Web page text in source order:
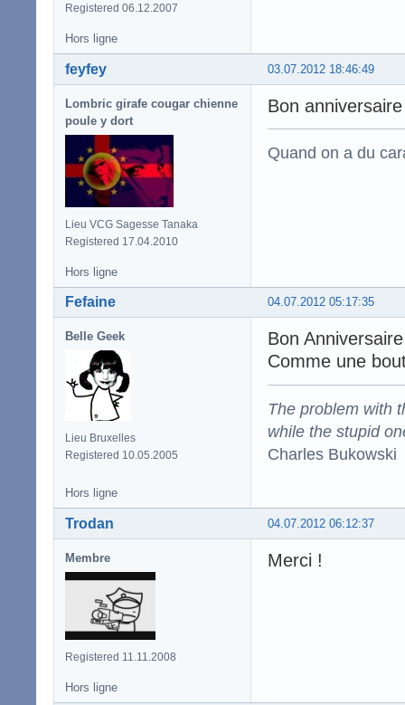
Registered 06.12.2007
Hors ligne
03.07.2012 18:46:49
feyfey
Lombric girafe cougar chienne
poule y dort
Lieu VCG Sagesse Tanaka
Registered 17.04.2010
Bon
Quand on a du
Hors ligne
04.07.2012 05:17:35
Fefaine
Belle Geek
Lieu Bruxelles
Registered 10.05.2005
Bon
Comme une
The problem with
while the stupid
Charles Bukowski
Hors ligne
04.07.2012 06:12:37
Trodan
Membre
Registered 11.11.2008
Merci !
Hors ligne